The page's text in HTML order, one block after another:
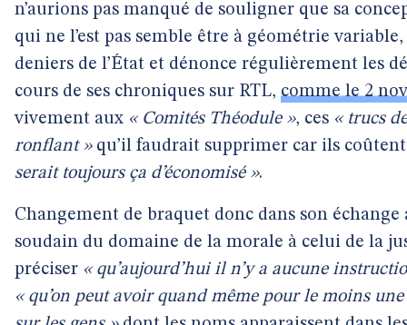
n’aurions pas manqué de souligner que sa
qui ne l’est pas semble être à géométrie
deniers de l’État et dénonce régulièrement les
cours de ses chroniques sur RTL, comme le 2
vivement aux « Comités Théodule », ces « trucs
ronflant »qu’il faudrait supprimer car ils
serait toujours ça d’économisé ».
Changement de braquet donc dans son
soudain du domaine de la morale à celui de la
préciser « qu’aujourd’hui il n’y a aucune
« qu’on peut avoir quand même pour le moins